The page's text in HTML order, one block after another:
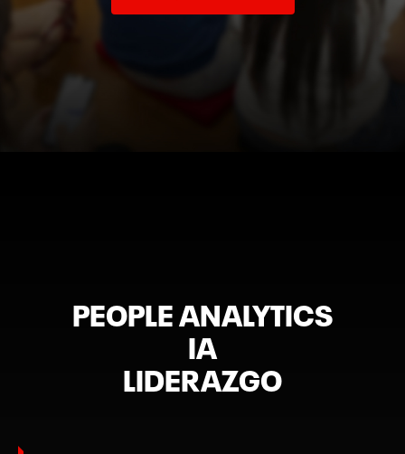
PEOPLE ANALYTICS
IA
LIDERAZGO